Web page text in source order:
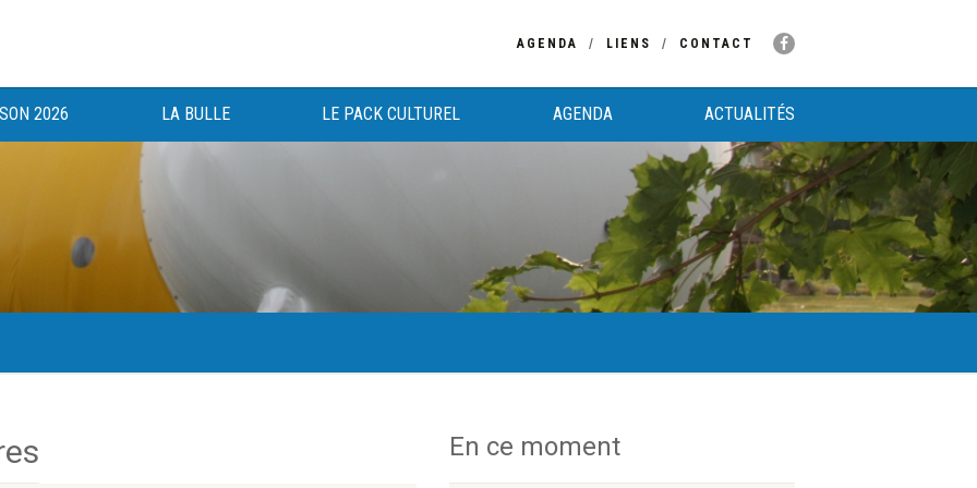
AGENDA LIENS CONTACT
2026 LA BULLE LE PACK CULTUREL AGENDA ACTUALITÉS
au bénéfice des haut-saônois depuis 1983. En ce moment